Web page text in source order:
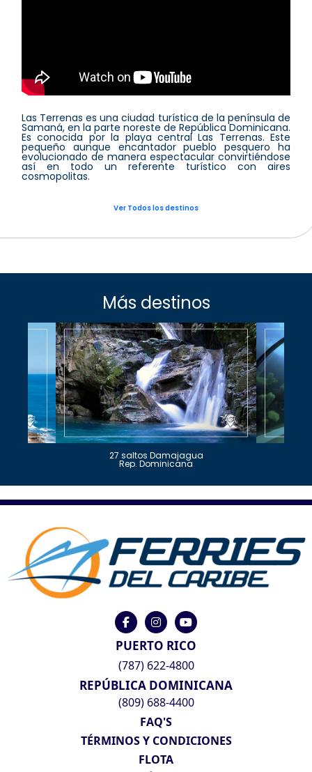
Las Terrenas es una ciudad turística de la península de
Samaná, en la parte noreste de República Dominicana.
Es conocida por la playa central Las Terrenas. Este
pequeño aunque encantador pueblo pesquero ha
evolucionado de manera espectacular convirtiéndose
así en todo un referente turístico con aires
cosmopolitas.
Ver Todos los destinos
Más destinos
27 saltos Damajagua
Rep. Dominicana
PUERTO RICO
(787) 622-4800
REPÚBLICA DOMINICANA
(809) 688-4400
FAQ'S
TÉRMINOS Y CONDICIONES
FLOTA